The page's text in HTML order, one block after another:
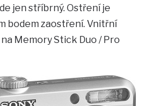
jen stříbrný. Ostření je
bodem zaostření. Vnitřní
Memory Stick Duo / Pro